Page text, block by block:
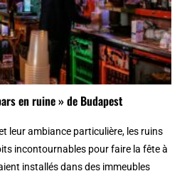
en ruine » de Budapest
leur ambiance particulière, les ruins
incontournables pour faire la fête à
installés dans des immeubles